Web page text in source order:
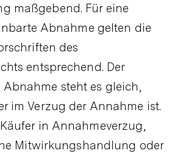
maßgebend. Für eine
Abnahme gelten die
des
entsprechend. Der
Abnahme steht es gleich,
im Verzug der Annahme ist.
in Annahmeverzug,
Mitwirkungshandlung oder